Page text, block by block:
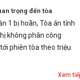
trọng đến tòa
1 bị hoãn, Tòa án tỉnh
không phân công
phiên tòa theo triệu
Xem